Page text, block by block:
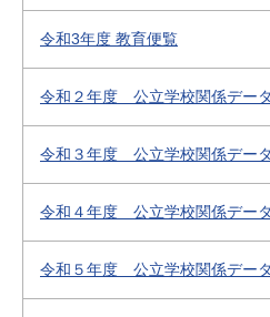
令和3年度 教育便覧
令和２年度 公立学校関係データ
令和３年度 公立学校関係データ
令和４年度 公立学校関係データ
令和５年度 公立学校関係データ